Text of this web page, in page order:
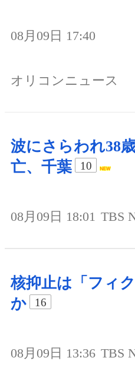
08月09日 17:40
オリコンニュース
波にさらわれ38
亡、千葉
10
08月09日 18:01 TBS
核抑止は「フィク
か
16
08月09日 13:36 TBS